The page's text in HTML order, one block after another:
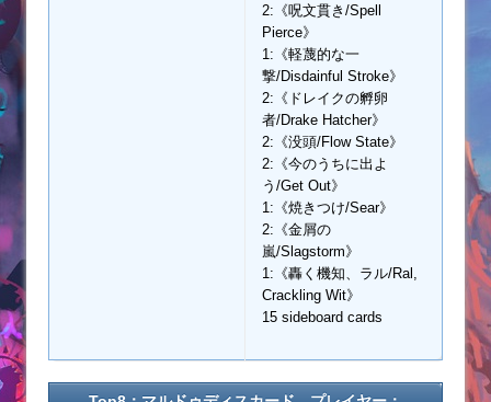
2:《呪文貫き/Spell
Pierce》
1:《軽蔑的な一
撃/Disdainful Stroke》
2:《ドレイクの孵卵
者/Drake Hatcher》
2:《没頭/Flow State》
2:《今のうちに出よ
う/Get Out》
1:《焼きつけ/Sear》
2:《金屑の
嵐/Slagstorm》
1:《轟く機知、ラル/Ral,
Crackling Wit》
15 sideboard cards